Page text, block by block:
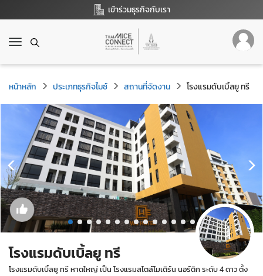
เข้าร่วมธุรกิจกับเรา
T
g
g
l
e
i
g
a
t
i
o
n
หน้าหลัก ประเภทธุรกิจไมซ์ สถานที่จัดงาน โรงแรมดับเบิ้ลยู ทรี
โรงแรมดับเบิ้ลยู ทรี
โรงแรมดับเบิ้ลยู ทรี หาดใหญ่ เป็น โรงแรมสไตล์โมเดิร์น นอร์ดิก ระดับ 4 ดาว ตั้ง